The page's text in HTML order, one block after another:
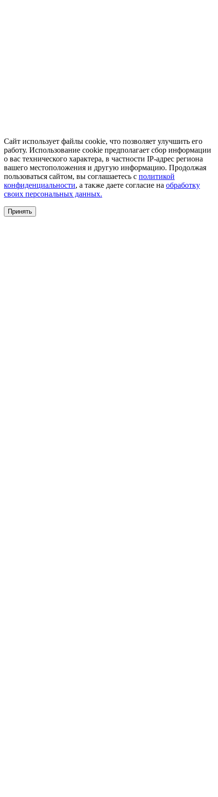
Сайт использует файлы cookie, что позволяет улучшить его
работу. Использование cookie предполагает сбор информации
о вас технического характера, в частности IP-адрес региона
вашего местоположения и другую информацию. Продолжая
пользоваться сайтом, вы соглашаетесь с политикой
конфиденциальности, а также даете согласие на обработку
своих персональных данных.
Принять